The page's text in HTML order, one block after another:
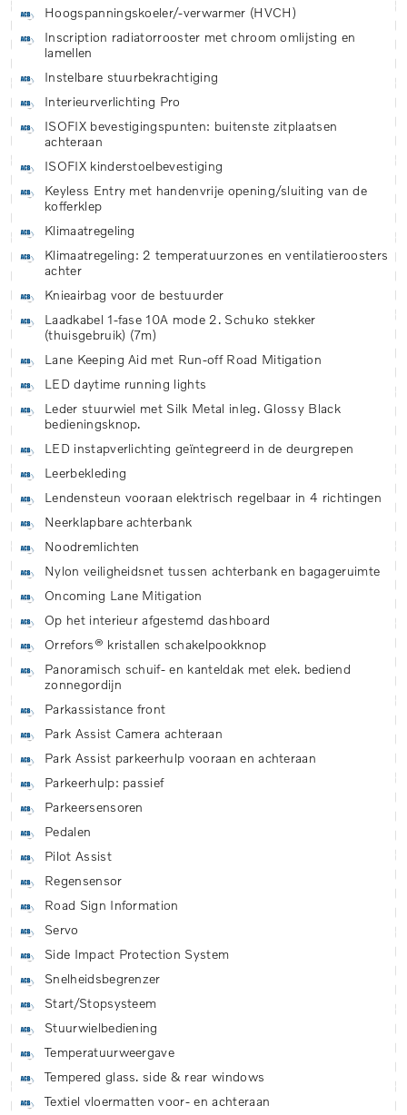
Hoogspanningskoeler/-verwarmer (HVCH)
Inscription radiatorrooster met chroom omlijsting en
lamellen
Instelbare stuurbekrachtiging
Interieurverlichting Pro
ISOFIX bevestigingspunten: buitenste zitplaatsen
achteraan
ISOFIX kinderstoelbevestiging
Keyless Entry met handenvrije opening/sluiting van de
kofferklep
Klimaatregeling
Klimaatregeling: 2 temperatuurzones en ventilatieroosters
achter
Knieairbag voor de bestuurder
Laadkabel 1-fase 10A mode 2. Schuko stekker
(thuisgebruik) (7m)
Lane Keeping Aid met Run-off Road Mitigation
LED daytime running lights
Leder stuurwiel met Silk Metal inleg. Glossy Black
bedieningsknop.
LED instapverlichting geïntegreerd in de deurgrepen
Leerbekleding
Lendensteun vooraan elektrisch regelbaar in 4 richtingen
Neerklapbare achterbank
Noodremlichten
Nylon veiligheidsnet tussen achterbank en bagageruimte
Oncoming Lane Mitigation
Op het interieur afgestemd dashboard
Orrefors® kristallen schakelpookknop
Panoramisch schuif- en kanteldak met elek. bediend
zonnegordijn
Parkassistance front
Park Assist Camera achteraan
Park Assist parkeerhulp vooraan en achteraan
Parkeerhulp: passief
Parkeersensoren
Pedalen
Pilot Assist
Regensensor
Road Sign Information
Servo
Side Impact Protection System
Snelheidsbegrenzer
Start/Stopsysteem
Stuurwielbediening
Temperatuurweergave
Tempered glass. side & rear windows
Textiel vloermatten voor- en achteraan